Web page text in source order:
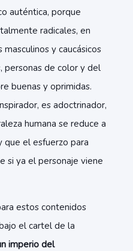
auténtica, porque
radicales, en
y caucásicos
personas de color y del
buenas y oprimidas.
es adoctrinador,
humana se reduce a
que el esfuerzo para
si ya el personaje viene
estos contenidos
el cartel de la
imperio del